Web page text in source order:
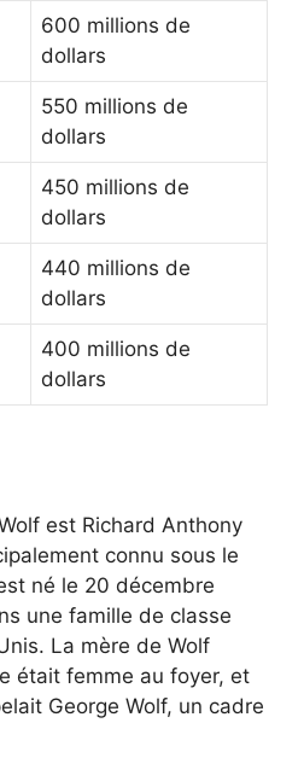
600 millions de
dollars
550 millions de
dollars
450 millions de
dollars
440 millions de
dollars
400 millions de
dollars
est Richard Anthony
connu sous le
né le 20 décembre
une famille de classe
La mère de Wolf
était femme au foyer, et
George Wolf, un cadre